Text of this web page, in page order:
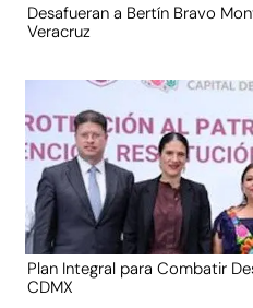
Desafueran a Bertín Bravo
Veracruz
Plan Integral para Combatir
CDMX